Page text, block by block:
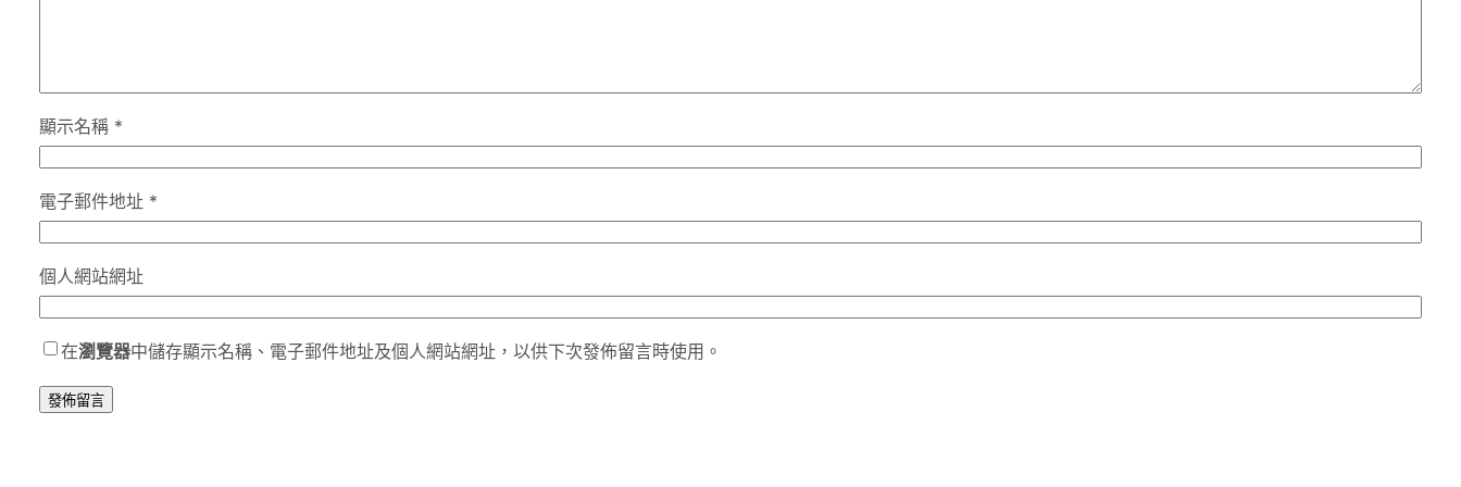
顯示名稱 *
電子郵件地址 *
個人網站網址
在瀏覽器中儲存顯示名稱、電子郵件地址及個人網站網址，以供下次發佈留言時使用。